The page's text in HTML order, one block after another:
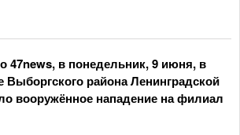
47news, в понедельник, 9 июня, в
Выборгского района Ленинградской
вооружённое нападение на филиал